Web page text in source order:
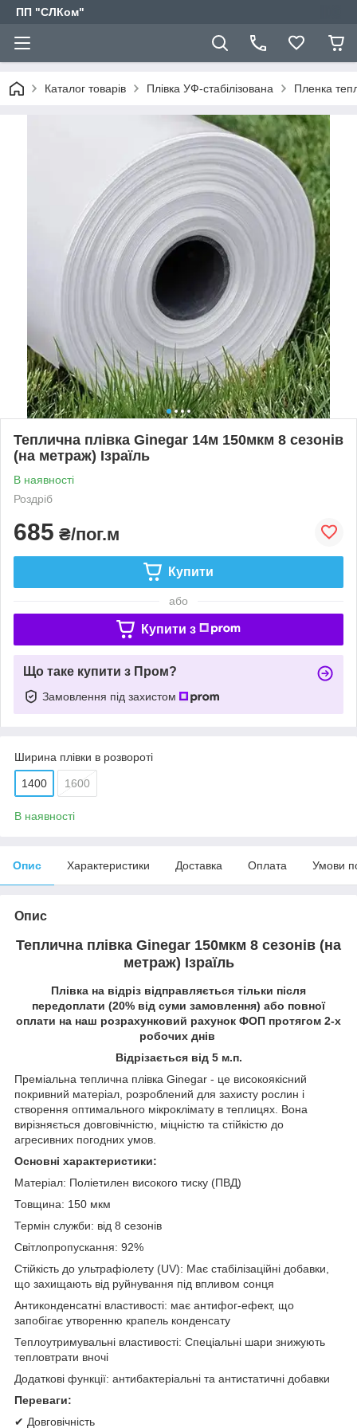
ПП "СЛКом"
Каталог товарів Плівка УФ-стабілізована Пленка
Теплична плівка Ginegar 14м 150мкм 8 сезонів
(на метраж) Ізраїль
В наявності
Роздріб
685 ₴/пог.м
Купити
або
Купити з
Що таке купити з Пром?
Замовлення під захистом
Ширина плівки в розвороті
1400 1600
В наявності
Опис Характеристики Доставка Оплата Умови
Опис
Теплична плівка Ginegar 150мкм 8 сезонів (на
метраж) Ізраїль
Плівка на відріз відправляється тільки після
передоплати (20% від суми замовлення) або повної
оплати на наш розрахунковий рахунок ФОП протягом 2-х
робочих днів
Відрізається від 5 м.п.
Преміальна теплична плівка Ginegar - це високоякісний
покривний матеріал, розроблений для захисту рослин і
створення оптимального мікроклімату в теплицях. Вона
вирізняється довговічністю, міцністю та стійкістю до
агресивних погодних умов.
Основні характеристики:
Матеріал: Поліетилен високого тиску (ПВД)
Товщина: 150 мкм
Термін служби: від 8 сезонів
Світлопропускання: 92%
Стійкість до ультрафіолету (UV): Має стабілізаційні добавки,
що захищають від руйнування під впливом сонця
Антиконденсатні властивості: має антифог-ефект, що
запобігає утворенню крапель конденсату
Теплоутримувальні властивості: Спеціальні шари знижують
тепловтрати вночі
Додаткові функції: антибактеріальні та антистатичні добавки
Переваги:
✔ Довговічність